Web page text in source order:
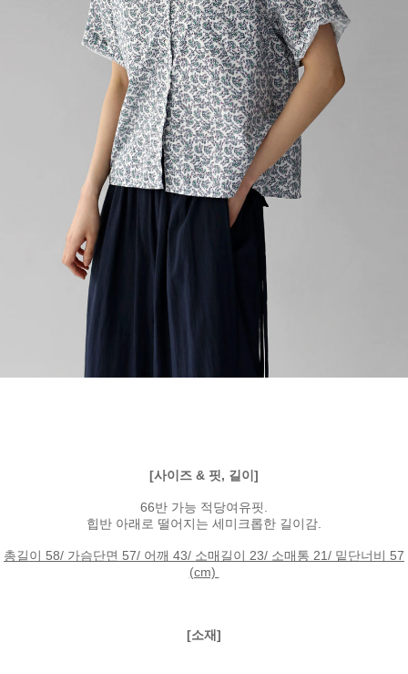
[사이즈 & 핏, 길이]
66반 가능 적당여유핏.
힙반 아래로 떨어지는 세미크롭한 길이감.
총길이 58/ 가슴단면 57/ 어깨 43/ 소매길이 23/ 소매통 21/ 밑단너비 57
(cm)
[소재]